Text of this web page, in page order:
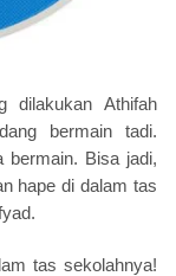
dilakukan Athifah
bermain tadi.
bermain. Bisa jadi,
hape di dalam tas
tas sekolahnya!